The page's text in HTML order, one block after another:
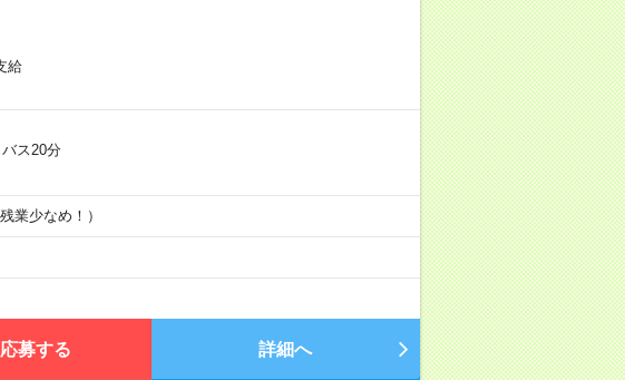
給
ス20分
業少なめ！）
応募する 詳細へ